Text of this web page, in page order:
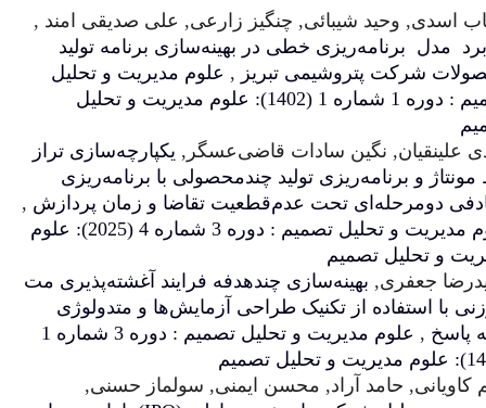
چنگیز زارعی, علی صدیقی امند ,
در بهینه‌سازی برنامه تولید
تبریز ,علوم مدیریت و تحلیل
تصمیم : دوره 1 شماره 1 (1402): علوم مدیریت و تحلیل
قاضی‌عسگر,یکپارچه‌سازی تراز
چندمحصولی با برنامه‌ریزی
عدم‌قطعیت تقاضا و زمان پردازش,
علوم مدیریت و تحلیل تصمیم : دوره 3 شماره 4 (2025): علوم
چندهدفه فرایند آغشته‌پذیری مت
طراحی آزمایش‌ها و متدولوژی
علوم مدیریت و تحلیل تصمیم : دوره 3 شماره 1
محسن ایمنی, سولماز حسنی,